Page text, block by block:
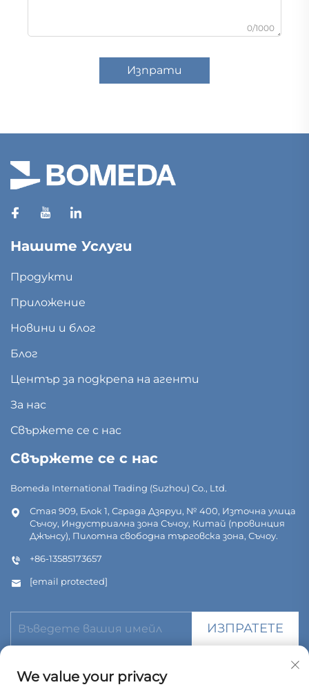
0/1000
Изпрати
Нашите Услуги
Продукти
Приложение
Новини и блог
Блог
Център за подкрепа на агенти
За нас
Свържете се с нас
Свържете се с нас
Bomeda International Trading (Suzhou) Co., Ltd.
Стая 909, Блок 1, Сграда Дзяруи, № 400, Източна улица
Съчоу, Индустриална зона Съчоу, Китай (провинция
Джънсу), Пилотна свободна търговска зона, Съчоу.
+86-13585173657
[email protected]
ИЗПРАТЕТЕ
We value your privacy